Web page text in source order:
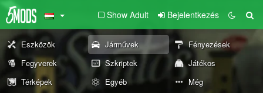
Show Adult Bejelentkezés
Eszközök Járművek
Fényezések
Fegyverek
Szkriptek
Játékos
Térképek
Egyéb Még